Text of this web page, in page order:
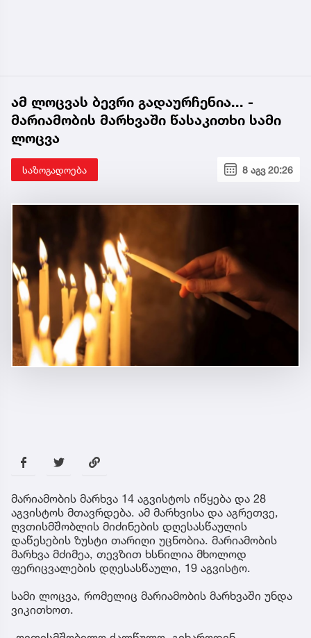
ამ ლოცვას ბევრი გადაურჩენია... -
მარიამობის მარხვაში წასაკითხი სამი
ლოცვა
საზოგადოება 8 აგვ 20:26
მარიამობის მარხვა 14 აგვისტოს იწყება და 28
აგვისტოს მთავრდება. ამ მარხვისა და აგრეთვე,
ღვთისმშობლის მიძინების დღესასწაულის
დაწესების ზუსტი თარიღი უცნობია. მარიამობის
მარხვა მძიმეა, თევზით ხსნილია მხოლოდ
ფერიცვალების დღესასწაული, 19 აგვისტო.
სამი ლოცვა, რომელიც მარიამობის მარხვაში უნდა
ვიკითხოთ.